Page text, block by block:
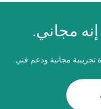
مجاني.
مجانية ودعم فني.